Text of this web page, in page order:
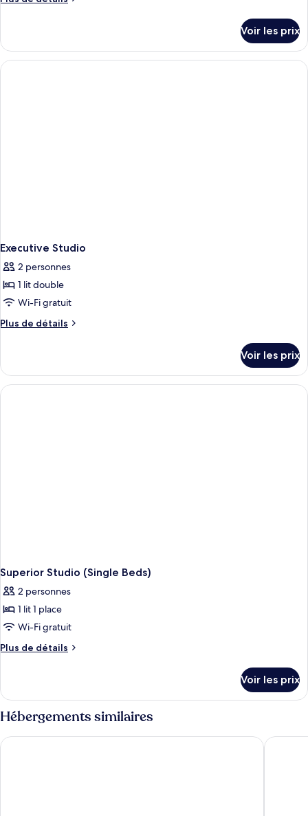
le
type
de
Voir les prix
Executive Studio
2 personnes
1 lit double
Wi-Fi gratuit
Plus de détails
Plus
le
type
de
Voir les prix
Superior Studio (Single Beds)
2 personnes
1 lit 1 place
Wi-Fi gratuit
Plus de détails
Plus
le
type
de
chambre
Superior
Voir les prix
Hébergements similaires
Hôtel Life Bordeaux Gare - BG Victoria